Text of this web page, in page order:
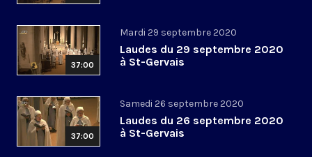
37:00
Mardi 29 septembre 2020
Laudes du 29 septembre 2020
à St-Gervais
37:00
Samedi 26 septembre 2020
Laudes du 26 septembre 2020
à St-Gervais